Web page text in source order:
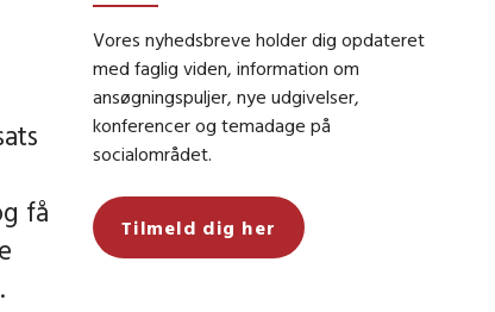
få
Vores nyhedsbreve holder dig opdateret
med faglig viden, information om
ansøgningspuljer, nye udgivelser,
konferencer og temadage på
socialområdet.
Tilmeld dig her